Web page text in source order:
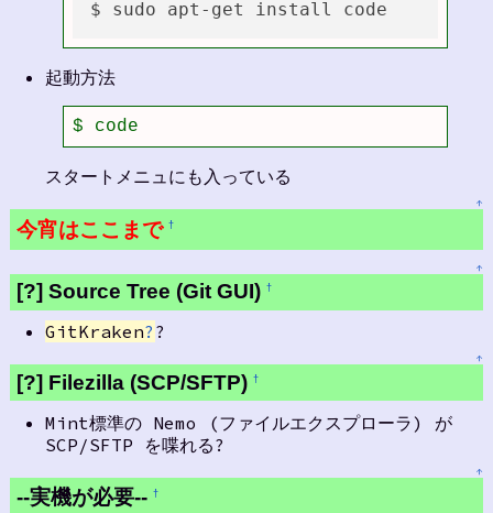
起動方法
$ code
スタートメニュにも入っている
↑
今宵はここまで †
↑
[?] Source Tree (Git GUI) †
GitKraken? ?
↑
[?] Filezilla (SCP/SFTP) †
Mint標準の Nemo (ファイルエクスプローラ) が
SCP/SFTP を喋れる?
↑
--実機が必要-- †